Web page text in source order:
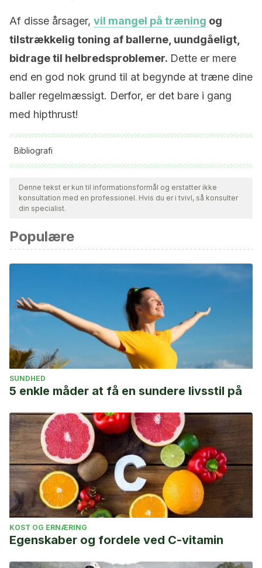
Af disse årsager, vil mangel på træning og
tilstrækkelig toning af ballerne, uundgåeligt,
bidrage til helbredsproblemer. Dette er mere
end en god nok grund til at begynde at træne dine
baller regelmæssigt. Derfor, er det bare i gang
med hipthrust!
Bibliografi
Alle citerede kilder blev grundigt gennemgået af vores team
for at sikre deres kvalitet, pålidelighed, aktualitet og validitet.
Bibliografien i denne artikel blev betragtet som pålidelig og af
Rutina básica de entrenamiento de glúteos. Extraído de:
http://www.powerexplosive.com/
Entrenamiento de fuerza. Extraído de: http://www.carlos-
balsalobre.com/
Denne tekst er kun til informationsformål og erstatter ikke
konsultation med en professionel. Hvis du er i tvivl, så konsulter
din specialist.
Populære
SUNDHED
5 enkle måder at få en sundere livsstil på
KOST OG ERNÆRING
Egenskaber og fordele ved C-vitamin